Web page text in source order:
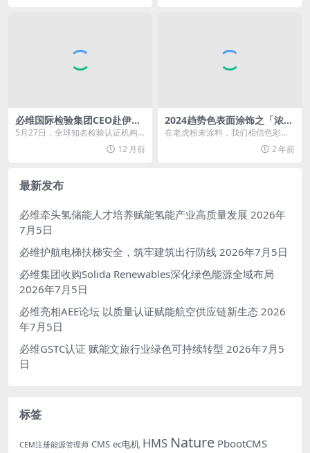
必维国际检验集团CEO赴伊利
座谈交流，共探乳业零碳未来
5月27日，全球知名检验认证机构
——必维国际检验集团首席执行官
12 月前
2024趋势色表面涂饰之「浓
人」色彩
在老虎粉末涂料，我们相信色彩拥
有唤醒沉睡情感、点燃创意火花的
2 年前
最新发布
必维牵头氢储能人才培养赋能氢能产业高质量发展 2026年
7月5日
必维护航电梯扶梯安全，筑牢建筑出行防线 2026年7月5日
必维集团收购Solida Renewables深化绿色能源全域布局
2026年7月5日
必维亮相AEE论坛 以质量认证赋能航空供应链新生态 2026
年7月5日
必维GSTC认证 赋能文旅行业绿色可持续转型 2026年7月5
日
标签
CEM注册能源管理师 CMS ec电机 HMS Nature PbootCMS